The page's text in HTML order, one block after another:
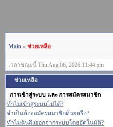
Main » ช่วยเหลือ
เวลาขณะนี้ Thu Aug 06, 2026 11:44 pm
ช่วยเหลือ
การเข้าสู่ระบบ และ การสมัครสมาชิก
ทำไมเข้าสู่ระบบไม่ได้?
จำเป็นต้องสมัครสมาชิกด้วยหรือ?
ทำไมฉันถึงออกจากระบบโดยอัตโนมัติ?